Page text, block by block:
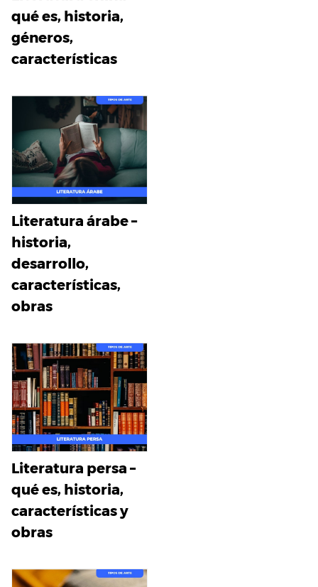
qué es, historia,
géneros,
características
Literatura árabe –
historia,
desarrollo,
características,
obras
Literatura persa –
qué es, historia,
características y
obras